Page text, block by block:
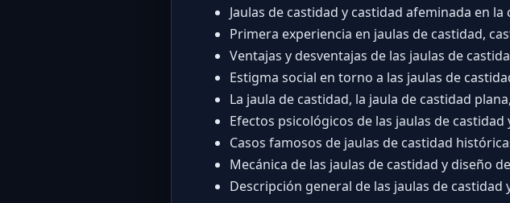
Jaulas de castidad y castidad afeminada en
Primera experiencia en jaulas de castidad,
Ventajas y desventajas de las jaulas de
Estigma social en torno a las jaulas de
La jaula de castidad, la jaula de castidad
Efectos psicológicos de las jaulas de
Casos famosos de jaulas de castidad
Mecánica de las jaulas de castidad y diseño
Descripción general de las jaulas de